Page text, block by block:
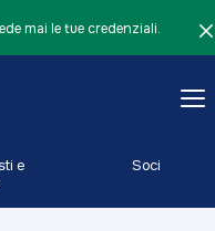
mai le tue credenziali.
e
Soci